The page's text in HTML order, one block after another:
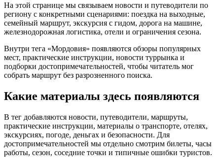
На этой странице мы связываем новости и путеводители по
региону с конкретными сценариями: поездка на выходные,
семейный маршрут, экскурсия с гидом, дорога на машине,
железнодорожная логистика, отели и ограничения сезона.
Внутри тега «Мордовия» появляются обзоры популярных
мест, практические инструкции, новости туррынка и
подборки достопримечательностей, чтобы читатель мог
собрать маршрут без разрозненного поиска.
Какие материалы здесь появляются
В тег добавляются новости, путеводители, маршруты,
практические инструкции, материалы о транспорте, отелях,
экскурсиях, погоде, деньгах и безопасности. Для
достопримечательностей мы отдельно смотрим билеты, часы
работы, сезон, соседние точки и типичные ошибки туристов.